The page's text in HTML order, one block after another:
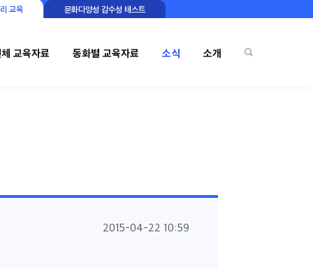
교육 문화다양성 감수성 테스트
교육자료 동화별 교육자료 소식 소개
2015-04-22 10:59